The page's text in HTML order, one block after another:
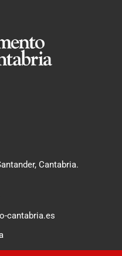
Cantabria.
cantabria.es